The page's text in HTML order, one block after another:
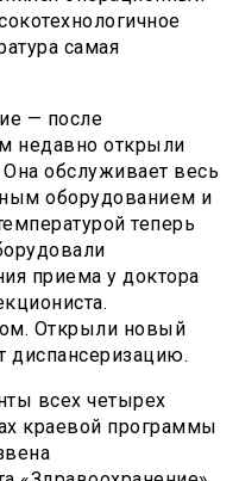
самая
— после
недавно открыли
обслуживает весь
оборудованием и
теперь
приема у доктора
Открыли новый
диспансеризацию.
всех четырех
краевой программы